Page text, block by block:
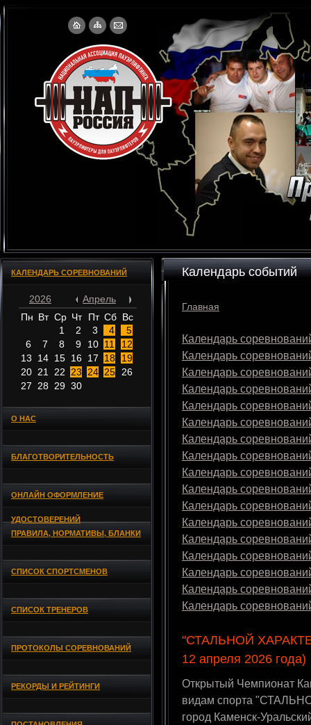
КАЛЕНДАРЬ СОРЕВНОВАНИЙ
2026
Апрель
Пн Вт Ср Чт Пт Сб Вс
1
2 3 4
5
6
7 8 9 10 11
12
13
14 15 16 17 18
19
20 21 22 23 24 25
26
27
28 29 30
О НАС
БЛАГОТВОРИТЕЛЬНОСТЬ
ОНЛАЙН ОФОРМЛЕНИЕ
УДОСТОВЕРЕНИЙ
ПРАВИЛА, НОРМАТИВЫ, БЛАНКИ
СПИСОК СПОРТСМЕНОВ
СПИСОК ТРЕНЕРОВ
ПРОТОКОЛЫ СОРЕВНОВАНИЙ
РЕКОРДЫ И РЕЙТИНГИ
Календарь событий
Главная
Календарь
Календарь
Календарь
Календарь
Календарь
Календарь
Календарь
Календарь
Календарь
Календарь
Календарь
Календарь
Календарь
Календарь
Календарь
Календарь
Календарь
"СТАЛЬНОЙ
12 апреля 2026 года)
Открытый Чемпионат
видам спорта
город Каменск-